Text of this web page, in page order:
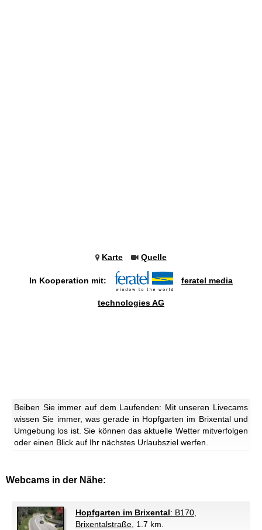
Karte Quelle
In Kooperation mit: feratel media
technologies AG
Beiben Sie immer auf dem Laufenden: Mit unseren Livecams
wissen Sie immer, was gerade in Hopfgarten im Brixental und
Umgebung los ist. Sie können das aktuelle Wetter mitverfolgen
oder einen Blick auf Ihr nächstes Urlaubsziel werfen.
Webcams in der Nähe:
Hopfgarten im Brixental: B170,
Brixentalstraße , 1.7 km.